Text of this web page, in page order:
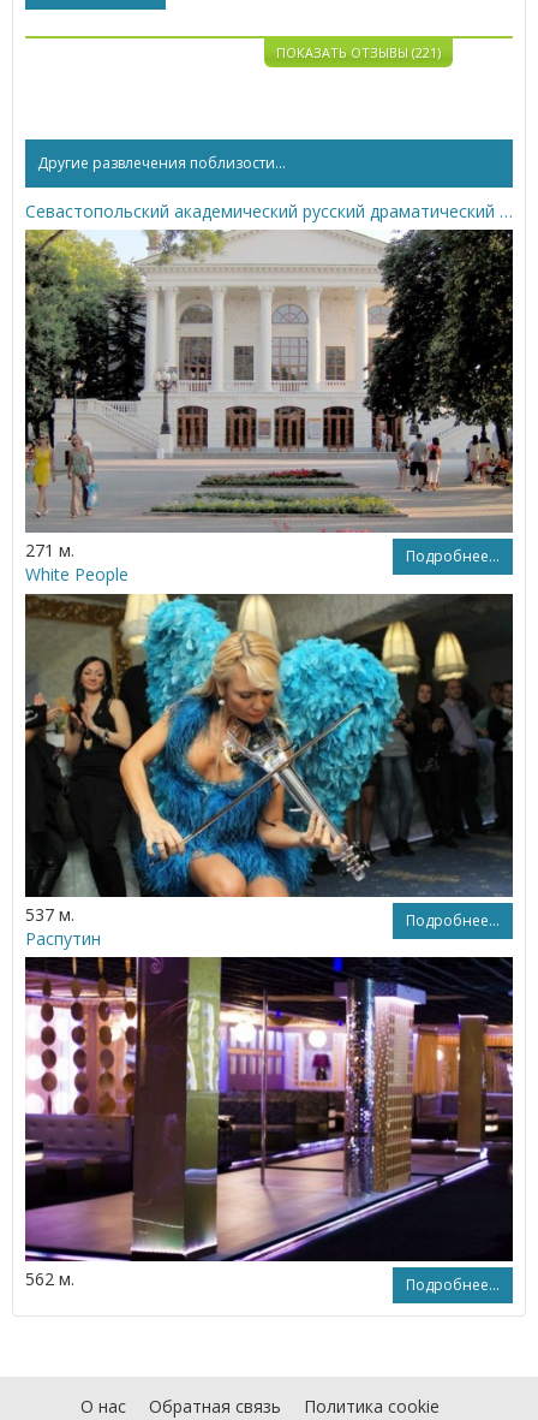
ПОКАЗАТЬ ОТЗЫВЫ (221)
Другие развлечения поблизости...
Севастопольский академический русский драматический театр им. А.В. Луначарского
271 м. Подробнее...
White People
537 м. Подробнее...
Распутин
562 м. Подробнее...
О нас Обратная связь
Политика cookie